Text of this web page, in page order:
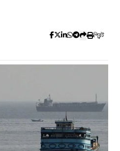
প্রিন্ট